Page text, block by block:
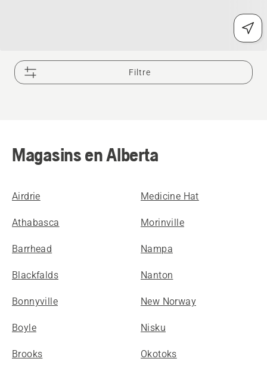
Filtre
Magasins en Alberta
Airdrie
Athabasca
Barrhead
Blackfalds
Bonnyville
Boyle
Brooks
Medicine Hat
Morinville
Nampa
Nanton
New Norway
Nisku
Okotoks